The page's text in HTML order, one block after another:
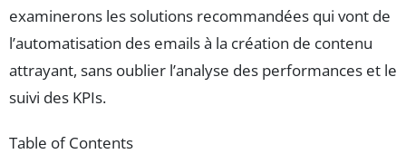
examinerons les solutions recommandées qui vont de
l’automatisation des emails à la création de contenu
attrayant, sans oublier l’analyse des performances et le
suivi des KPIs.
Table of Contents